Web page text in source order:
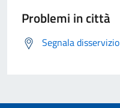
Problemi in città
Segnala disservizio